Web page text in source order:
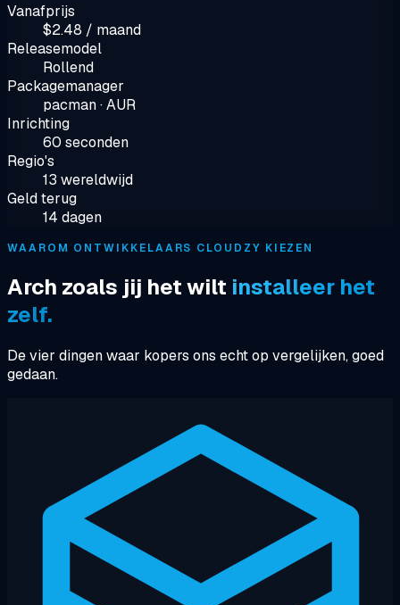
Vanafprijs
$2.48 / maand
Releasemodel
Rollend
Packagemanager
pacman · AUR
Inrichting
60 seconden
Regio's
13 wereldwijd
Geld terug
14 dagen
WAAROM ONTWIKKELAARS CLOUDZY KIEZEN
Arch zoals jij het wilt installeer het
zelf.
De vier dingen waar kopers ons echt op vergelijken, goed
gedaan.